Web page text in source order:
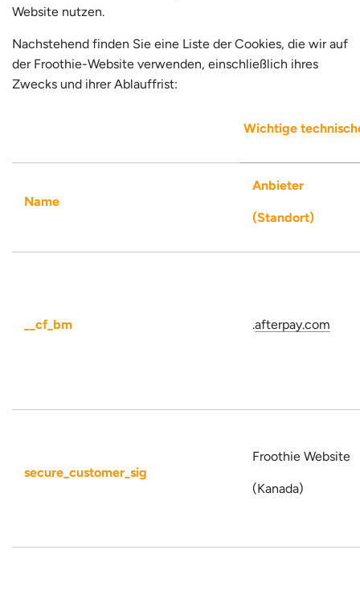
Website nutzen.
Nachstehend finden Sie eine Liste der Cookies, die wir auf
der Froothie-Website verwenden, einschließlich ihres
Zwecks und ihrer Ablauffrist:
Wichtige
Name
Anbieter
(Standort)
__cf_bm .afterpay.com
secure_customer_sig
Froothie Website
(Kanada)